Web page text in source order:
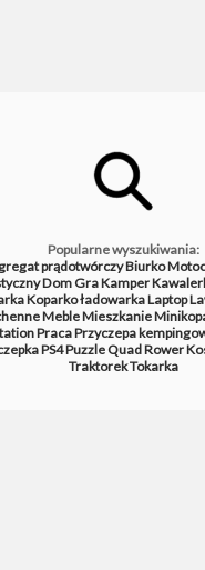
Popularne wyszukiwania:
prądotwórczyBiurko
DomGraKamper
Koparko ładowarkaLaptop
MebleMieszkanie
PracaPrzyczepa
PS4PuzzleQuadRower
TraktorekTokarka